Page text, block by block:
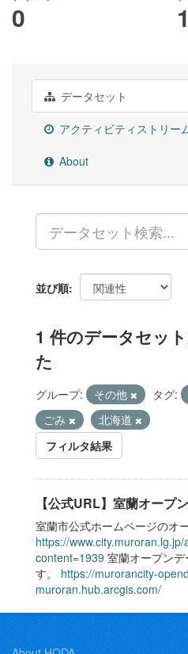
0 1
データセット
アクティビティストリー
About
並び順
1 件のデータセッ
た
グループ: その他 タグ:
ごみ
北海道
フィルタ結果
【公式URL】室蘭オープ
室蘭市公式ホームページのオ
https://
content=1939 室蘭オープン
す。 https://murorancity-
muroran.hub.arcgis.com/